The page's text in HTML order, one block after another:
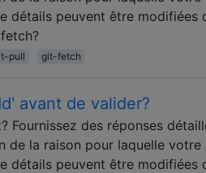
détails peuvent être modifiées
pull git-fetch
avant de valider?
Fournissez des réponses
de la raison pour laquelle
détails peuvent être modifiées